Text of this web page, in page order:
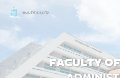
Skip
content
คณะบริหารธุรกิจ
Search
for: